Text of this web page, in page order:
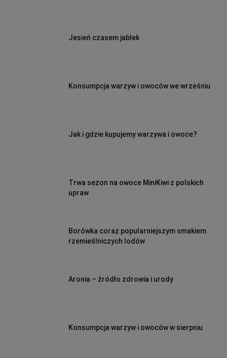
Jesień czasem jabłek
Konsumpcja warzyw i owoców we wrześniu
Jak i gdzie kupujemy warzywa i owoce?
Trwa sezon na owoce MiniKiwi z polskich
upraw
Borówka coraz popularniejszym smakiem
rzemieślniczych lodów
Aronia – źródło zdrowia i urody
Konsumpcja warzyw i owoców w sierpniu